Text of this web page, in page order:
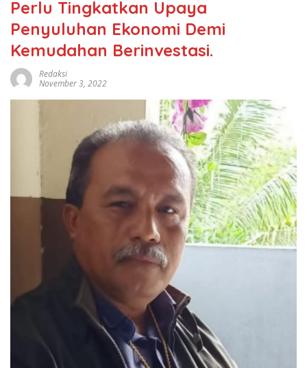
Perlu Tingkatkan Upaya
Penyuluhan Ekonomi Demi
Kemudahan Berinvestasi.
Redaksi
November 3, 2022